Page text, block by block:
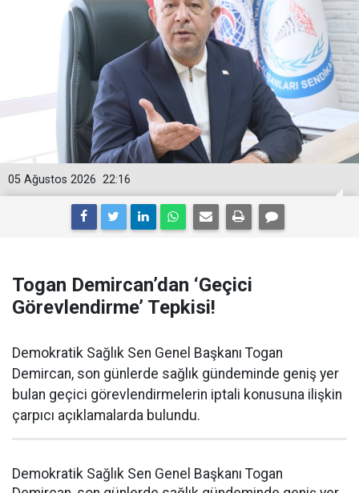
22:16
05 Ağustos 2026
Togan Demircan’dan ‘Geçici
Görevlendirme’ Tepkisi!
Demokratik Sağlık Sen Genel Başkanı Togan
Demircan, son günlerde sağlık gündeminde geniş yer
bulan geçici görevlendirmelerin iptali konusuna ilişkin
çarpıcı açıklamalarda bulundu.
Demokratik Sağlık Sen Genel Başkanı Togan